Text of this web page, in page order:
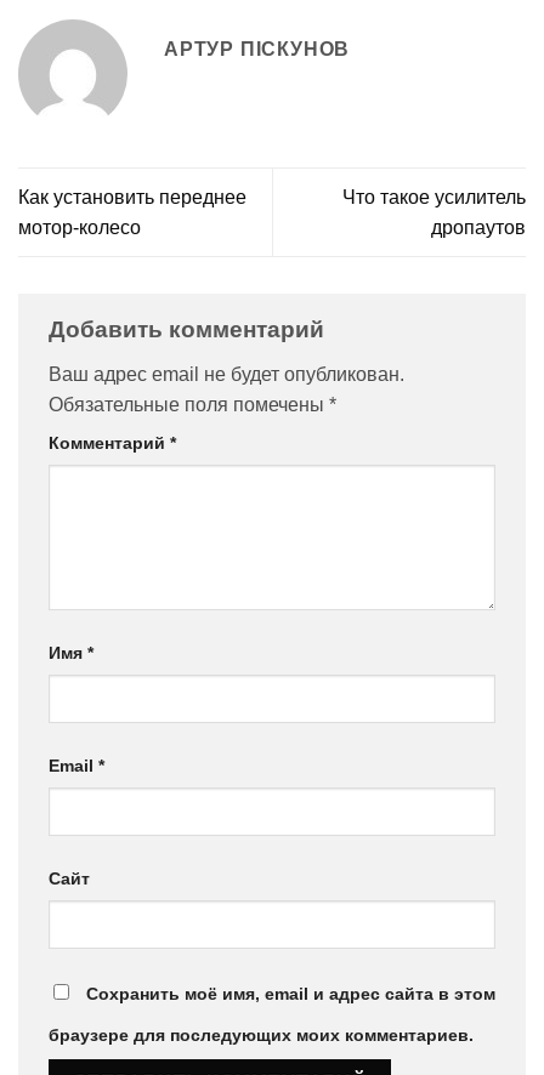
АРТУР ПІСКУНОВ
Как установить переднее
мотор-колесо
Что такое усилитель
дропаутов
Добавить комментарий
Ваш адрес email не будет опубликован.
Обязательные поля помечены *
Комментарий *
Имя *
Email *
Сайт
Сохранить моё имя, email и адрес сайта в этом
браузере для последующих моих комментариев.